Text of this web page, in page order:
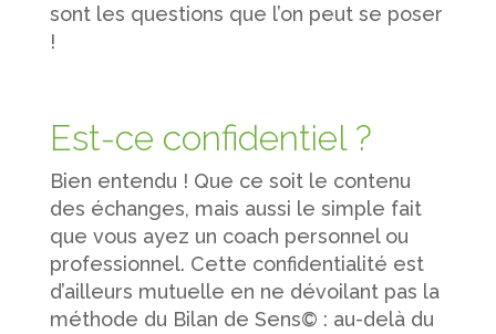
sont les questions que l’on peut se poser
!
Est-ce confidentiel ?
Bien entendu ! Que ce soit le contenu
des échanges, mais aussi le simple fait
que vous ayez un coach personnel ou
professionnel. Cette confidentialité est
d’ailleurs mutuelle en ne dévoilant pas la
méthode du Bilan de Sens© : au-delà du